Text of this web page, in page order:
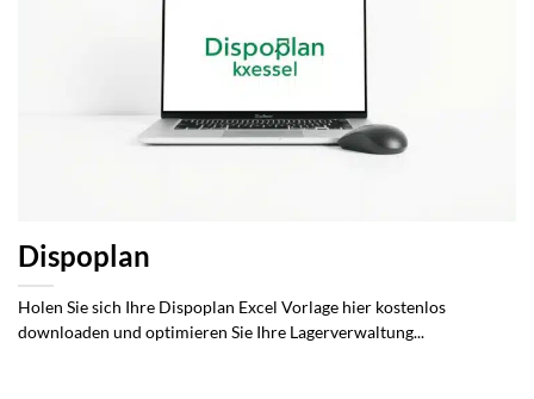
Dispoplan
Holen Sie sich Ihre Dispoplan Excel Vorlage hier kostenlos
downloaden und optimieren Sie Ihre Lagerverwaltung...